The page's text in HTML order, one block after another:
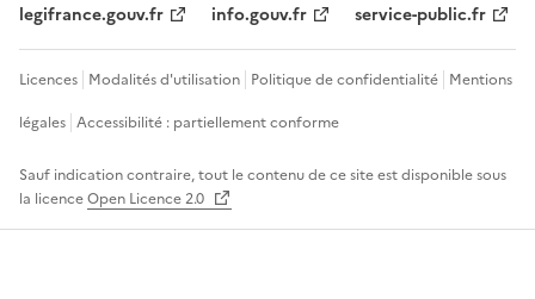
legifrance.gouv.fr info.gouv.fr service-public.fr
Licences Modalités d'utilisation Politique de confidentialité Mentions
légales Accessibilité : partiellement conforme
Sauf indication contraire, tout le contenu de ce site est disponible sous
la licenceOpen Licence 2.0